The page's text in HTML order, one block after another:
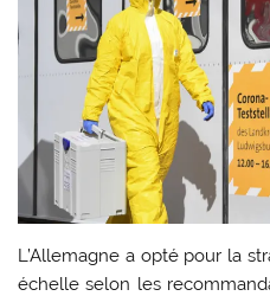
L’Allemagne a opté pour la
échelle selon les